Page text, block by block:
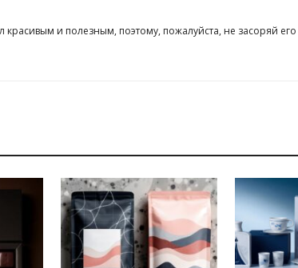
и полезным, поэтому, пожалуйста, не засоряй